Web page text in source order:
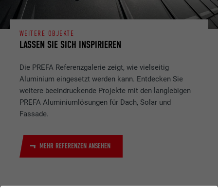
LASSEN SIE SICH INSPIRIEREN
WEITERE OBJEKTE
Die PREFA Referenzgalerie zeigt, wie vielseitig
Aluminium eingesetzt werden kann. Entdecken Sie
weitere beeindruckende Projekte mit den langlebigen
PREFA Aluminiumlösungen für Dach, Solar und
Fassade.
MEHR REFERENZEN ANSEHEN